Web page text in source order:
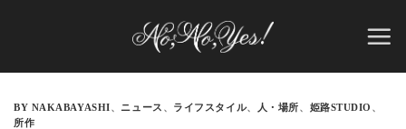
BY NAKABAYASHI、 ニュース 、 ライフスタイル、 人・場所、 姫路STUDIO 、
所作